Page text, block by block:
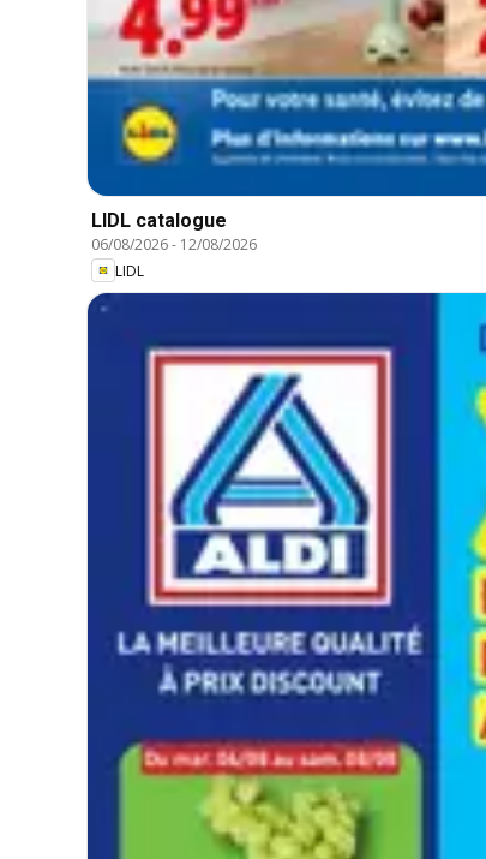
LIDL catalogue
06/08/2026- 12/08/2026
LIDL